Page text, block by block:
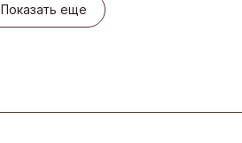
Показать еще